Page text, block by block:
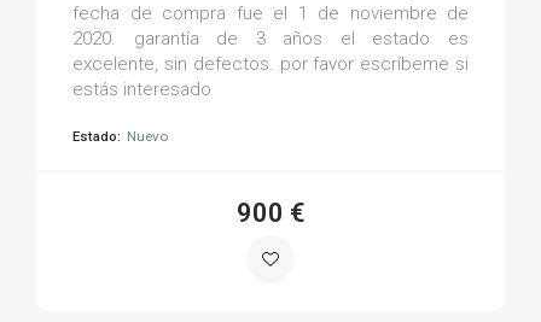
fecha de compra fue el 1 de noviembre de
2020. garantía de 3 años el estado es
excelente, sin defectos. por favor escríbeme si
estás interesado
Estado: Nuevo
900 €